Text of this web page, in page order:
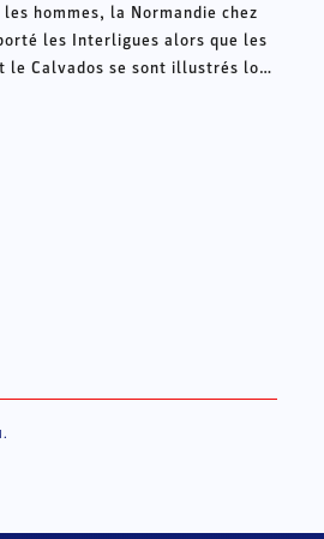
hommes, la Normandie chez
les Interligues alors que les
le Calvados se sont illustrés lors